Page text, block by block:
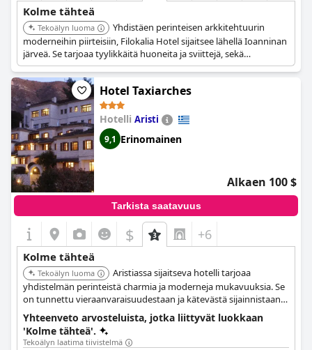
Kolme tähteä
Tekoälyn luoma
Yhdistäen perinteisen arkkitehtuurin
moderneihin piirteisiin, Filokalia Hotel sijaitsee lähellä Ioanninan
järveä. Se tarjoaa tyylikkäitä huoneita ja sviittejä, sekä
snackbaarin ja klassisesti sisustetun oleskelutilan takalla.
Hotel Taxiarches
Hotelli Aristi
9,1 Erinomainen
Alkaen 100 $
Tarkista saatavuus
$ +6
Kolme tähteä
Tekoälyn luoma
Aristiassa sijaitseva hotelli tarjoaa
yhdistelmän perinteistä charmia ja moderneja mukavuuksia. Se
on tunnettu vieraanvaraisuudestaan ja kätevästä sijainnistaan
lähellä olevien nähtävyyksien tutkimiseen.
Yhteenveto arvosteluista, jotka liittyvät luokkaan
'Kolme tähteä'.
Tekoälyn laatima tiivistelmä